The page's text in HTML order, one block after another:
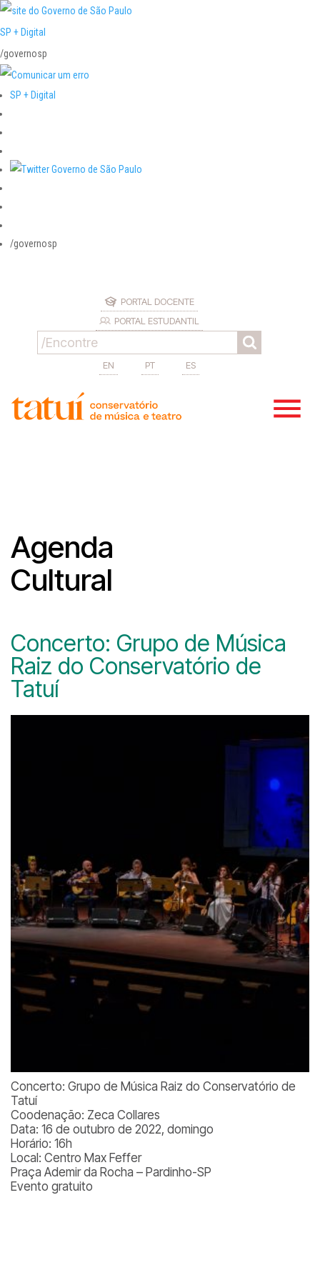
SP + Digital
/governosp
SP + Digital
/governosp
PORTAL DOCENTE
PORTAL ESTUDANTIL
EN PT ES
Agenda
Cultural
Concerto: Grupo de Música
Raiz do Conservatório de
Tatuí
Concerto: Grupo de Música Raiz do Conservatório de
Tatuí
Coodenação: Zeca Collares
Data: 16 de outubro de 2022, domingo
Horário: 16h
Local: Centro Max Feffer
Praça Ademir da Rocha – Pardinho-SP
Evento gratuito